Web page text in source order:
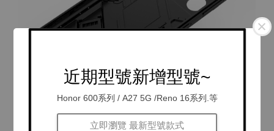
近期型號新增型號~
Honor 600系列 / A27 5G /Reno 16系列.等
立即瀏覽 最新型號款式